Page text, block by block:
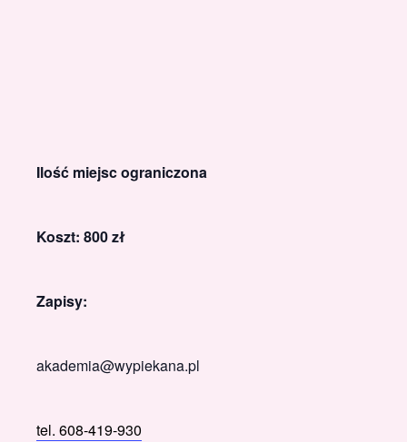
Ilość miejsc ograniczona
Koszt: 800 zł
Zapisy:
akademia@wypiekana.pl
tel. 608-419-930